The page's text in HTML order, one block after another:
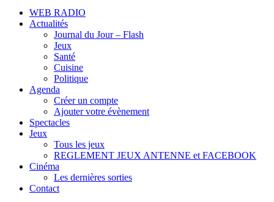
WEB RADIO
Actualités
Journal du Jour – Flash
Jeux
Santé
Cuisine
Politique
Agenda
Créer un compte
Ajouter votre évènement
Spectacles
Jeux
Tous les jeux
REGLEMENT JEUX ANTENNE et FACEBOOK
Cinéma
Les dernières sorties
Contact